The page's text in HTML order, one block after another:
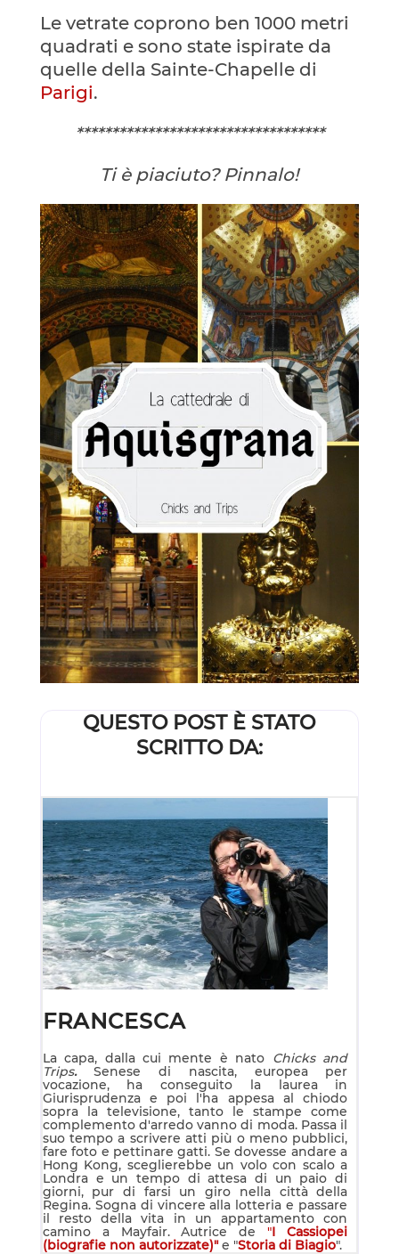
Le vetrate coprono ben 1000 metri
quadrati e sono state ispirate da
quelle della Sainte-Chapelle di
Parigi.
***********************************
Ti è piaciuto? Pinnalo!
QUESTO POST È STATO
SCRITTO DA:
FRANCESCA
La capa, dalla cui mente è nato Chicks and
Trips.Senese di nascita, europea per
vocazione, ha conseguito la laurea in
Giurisprudenza e poi l'ha appesa al chiodo
sopra la televisione, tanto le stampe come
complemento d'arredo vanno di moda. Passa il
suo tempo a scrivere atti più o meno pubblici,
fare foto e pettinare gatti. Se dovesse andare a
Hong Kong, sceglierebbe un volo con scalo a
Londra e un tempo di attesa di un paio di
giorni, pur di farsi un giro nella città della
Regina. Sogna di vincere alla lotteria e passare
il resto della vita in un appartamento con
camino a Mayfair. Autrice de"I Cassiopei
(biografie non autorizzate)"e "Storia di Biagio".